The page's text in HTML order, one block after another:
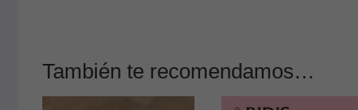
También te recomendamos…